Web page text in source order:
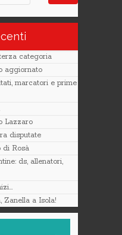
categoria
aggiornato
marcatori e prime
Lazzaro
disputate
di Rosà
ds, allenatori,
Zanella a Isola!